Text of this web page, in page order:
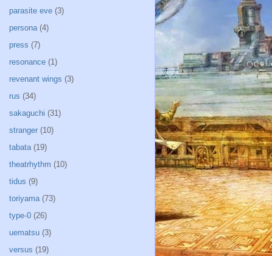
parasite eve (3)
persona (4)
press (7)
resonance (1)
revenant wings (3)
rus (34)
sakaguchi (31)
stranger (10)
tabata (19)
theatrhythm (10)
tidus (9)
toriyama (73)
type-0 (26)
uematsu (3)
versus (19)